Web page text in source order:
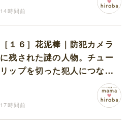
14時間前
［１６］花泥棒｜防犯カメラ
に残された謎の人物。チュー
リップを切った犯人につなが
る証拠になるのか期待する
17時間前